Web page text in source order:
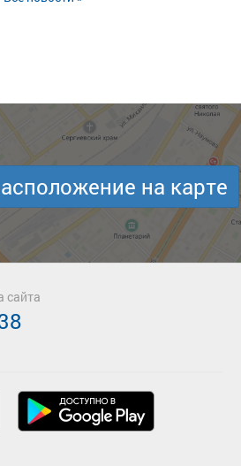
на карте
сайта